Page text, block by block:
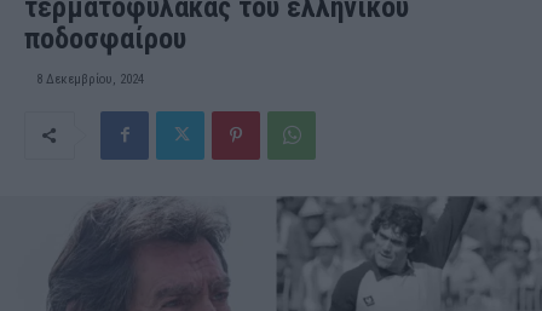
ποδοσφαίρου
8 Δεκεμβρίου, 2024